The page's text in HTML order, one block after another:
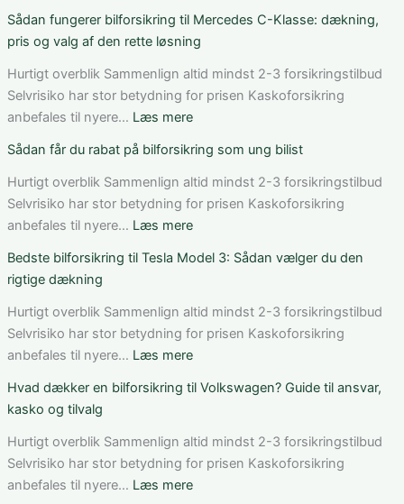
bilforsikring
til
elbil
i
Danmark:
vurderer
du
pris,
dækning
vilkår
Sådan fungerer bilforsikring til Mercedes C-Klasse: dækning,
pris og valg af den rette løsning
Hurtigt overblik Sammenlign altid mindst 2-3 forsikringstilbud
Selvrisiko har stor betydning for prisen Kaskoforsikring
anbefales til nyere… Læs mere:
fungerer
bilforsikring
til
Mercedes
Klasse:
pris
og
valg
den
løsning
Sådan får du rabat på bilforsikring som ung bilist
Hurtigt overblik Sammenlign altid mindst 2-3 forsikringstilbud
Selvrisiko har stor betydning for prisen Kaskoforsikring
anbefales til nyere… Læs mere:
får
rabat
på
bilforsikring
ung
Bedste bilforsikring til Tesla Model 3: Sådan vælger du den
rigtige dækning
Hurtigt overblik Sammenlign altid mindst 2-3 forsikringstilbud
Selvrisiko har stor betydning for prisen Kaskoforsikring
anbefales til nyere… Læs mere:
bilforsikring
Tesla
Model
3:
Hvad dækker en bilforsikring til Volkswagen? Guide til ansvar,
kasko og tilvalg
Hurtigt overblik Sammenlign altid mindst 2-3 forsikringstilbud
Selvrisiko har stor betydning for prisen Kaskoforsikring
anbefales til nyere… Læs mere: